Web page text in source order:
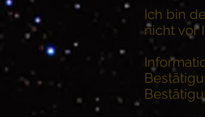
Ich bin
nicht vor